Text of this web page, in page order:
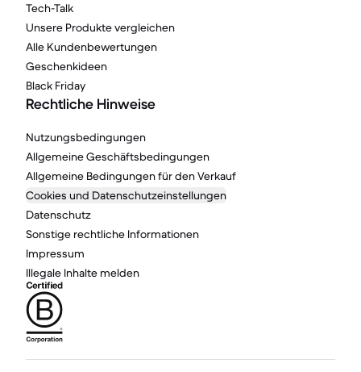
Tech-Talk
Unsere Produkte vergleichen
Alle Kundenbewertungen
Geschenkideen
Black Friday
Rechtliche Hinweise
Nutzungsbedingungen
Allgemeine Geschäftsbedingungen
Allgemeine Bedingungen für den Verkauf
Cookies und Datenschutzeinstellungen
Datenschutz
Sonstige rechtliche Informationen
Impressum
Illegale Inhalte melden